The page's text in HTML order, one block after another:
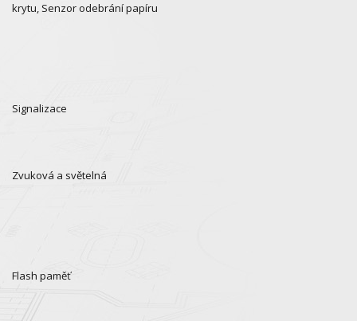
krytu, Senzor odebrání papíru
Signalizace
Zvuková a světelná
Flash paměť